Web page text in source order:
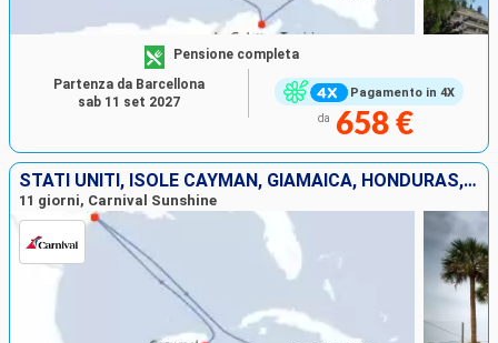
Pagamento in 4X
Pensione completa
da 658 €
Partenza da Barcellona
sab 11 set 2027
STATI UNITI, ISOLE CAYMAN, GIAMAICA, HONDURAS, BELIZE, MESSICO
11 giorni, Carnival Sunshine